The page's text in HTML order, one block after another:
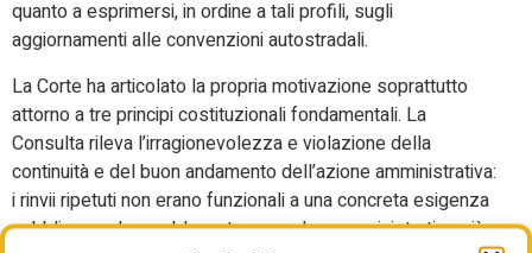
quanto a esprimersi, in ordine a tali profili, sugli
aggiornamenti alle convenzioni autostradali.
La Corte ha articolato la propria motivazione soprattutto
attorno a tre principi costituzionali fondamentali. La
Consulta rileva l’irragionevolezza e violazione della
continuità e del buon andamento dell’azione amministrativa:
i rinvii ripetuti non erano funzionali a una concreta esigenza
pubblica, ma hanno bloccato procedure amministrative già